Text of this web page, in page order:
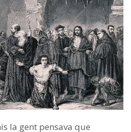
la gent pensava que